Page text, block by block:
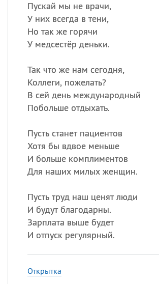
Пускай мы не врачи,
У них всегда в тени,
Но так же горячи
У медсестёр деньки.
Так что же нам сегодня,
Коллеги, пожелать?
В сей день международный
Побольше отдыхать.
Пусть станет пациентов
Хотя бы вдвое меньше
И больше комплиментов
Для наших милых женщин.
Пусть труд наш ценят люди
И будут благодарны.
Зарплата выше будет
И отпуск регулярный.
Открытка
ИМЕНА
Александр
Анна
происхождение